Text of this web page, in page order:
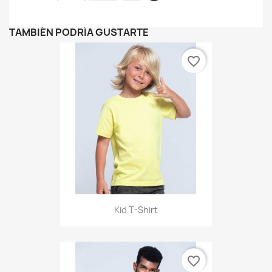
TAMBIÉN PODRÍA GUSTARTE
Kid T-Shirt
favorite_border
favorite_border